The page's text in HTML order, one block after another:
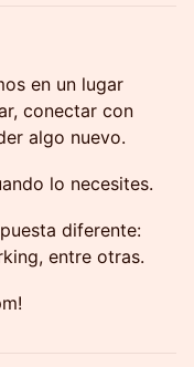
en un lugar
conectar con
algo nuevo.
lo necesites.
diferente:
entre otras.